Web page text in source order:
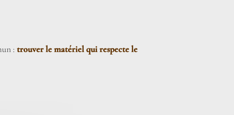
: trouver le matériel qui respecte le